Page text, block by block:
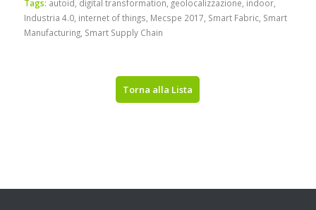
Tags: autoid digital transformation geolocalizzazione indoor,
Industria 4.0, internet of things Mecspe 2017 Smart Fabric, Smart
Manufacturing, Smart Supply Chain
Torna alla Lista